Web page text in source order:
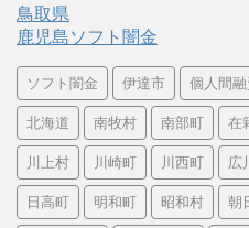
鳥取県
鹿児島ソフト闇金
ソフト闇金 伊達市 個人間融
北海道 南牧村 南部町 在
川上村 川崎町 川西町 広
日高町 明和町 昭和村 朝